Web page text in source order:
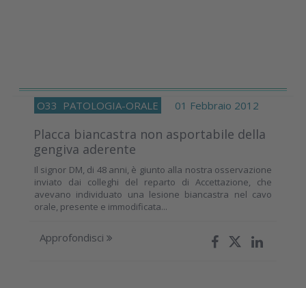
O33 PATOLOGIA-ORALE 01 Febbraio 2012
Placca biancastra non asportabile della
gengiva aderente
Il signor DM, di 48 anni, è giunto alla nostra osservazione
inviato dai colleghi del reparto di Accettazione, che
avevano individuato una lesione biancastra nel cavo
orale, presente e immodificata...
Approfondisci